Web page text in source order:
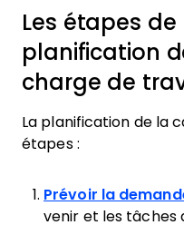
Les étapes
planification
charge de
La planification de la
étapes :
Prévoir la
venir et les tâches